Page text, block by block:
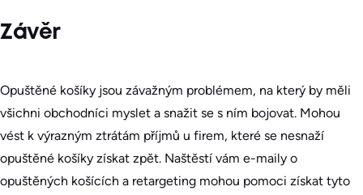
Závěr
Opuštěné košíky jsou závažným problémem, na který by měli
všichni obchodníci myslet a snažit se s ním bojovat. Mohou
vést k výrazným ztrátám příjmů u firem, které se nesnaží
opuštěné košíky získat zpět. Naštěstí vám e-maily o
opuštěných košících a retargeting mohou pomoci získat tyto